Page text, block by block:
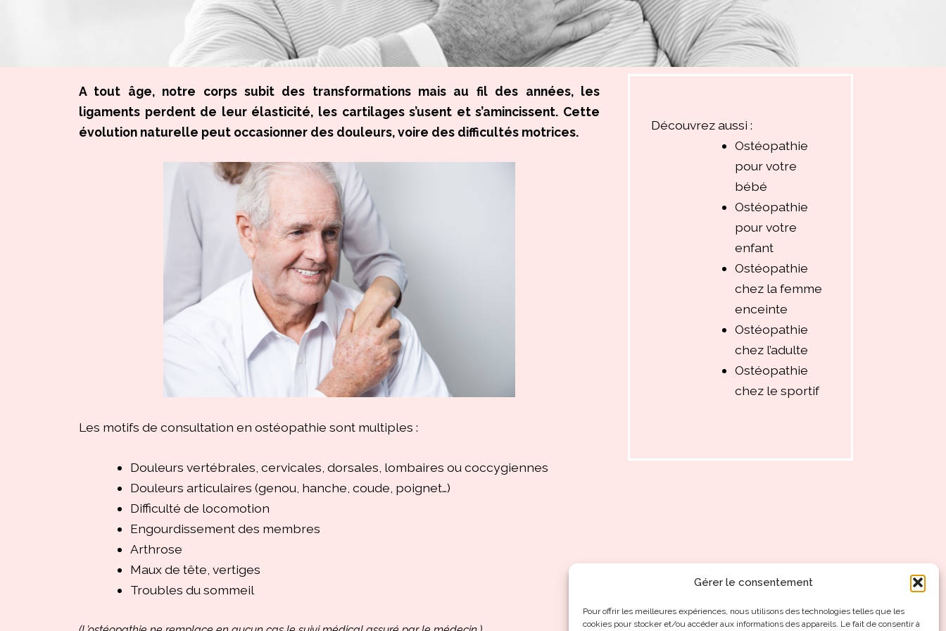
Gérer le consentement
Pour offrir les meilleures expériences, nous utilisons des technologies telles que les
cookies pour stocker et/ou accéder aux informations des appareils. Le fait de consentir à
A tout âge, notre corps subit des transformations mais au fil des années, les
ligaments perdent de leur élasticité, les cartilages s’usent et s’amincissent. Cette
évolution naturelle peut occasionner des douleurs, voire des difficultés motrices.
Les motifs de consultation en ostéopathie sont multiples :
Douleurs vertébrales, cervicales, dorsales, lombaires ou coccygiennes
Douleurs articulaires (genou, hanche, coude, poignet…)
Difficulté de locomotion
Engourdissement des membres
Arthrose
Maux de tête, vertiges
Troubles du sommeil
Découvrez aussi :
Ostéopathie
pour votre
bébé
Ostéopathie
pour votre
enfant
Ostéopathie
chez la femme
enceinte
Ostéopathie
chez l’adulte
Ostéopathie
chez le sportif